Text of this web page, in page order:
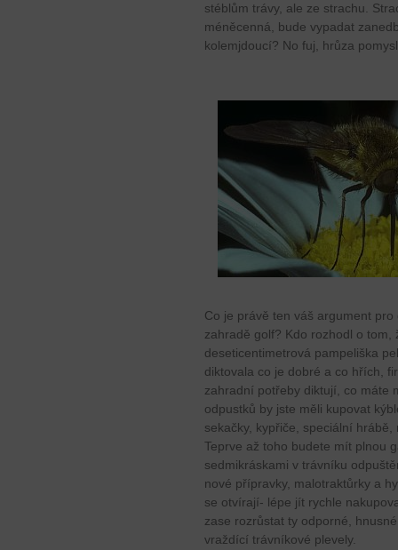
stéblům trávy, ale ze strachu.
méněcenná, bude vypadat
kolemjdoucí? No fuj, hrůza
Co je právě ten váš argument
zahradě golf? Kdo rozhodl o
deseticentimetrová pampeliška
diktovala co je dobré a co hřích,
zahradní potřeby diktují, co máte
odpustků by jste měli kupovat
sekačky, kypřiče, speciální
Teprve až toho budete mít plnou
sedmikráskami v trávníku
nové přípravky, malotraktůrky a
se otvírají- lépe jít rychle
zase rozrůstat ty odporné,
vraždící trávníkové plevely.